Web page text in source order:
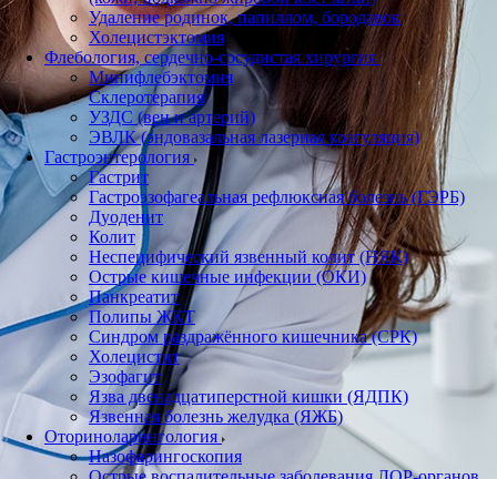
Удаление родинок, папиллом, бородавок
Холецистэктомия
Флебология, сердечно-сосудистая хирургия
Минифлебэктомия
Склеротерапия
УЗДС (вен и артерий)
ЭВЛК (эндовазальная лазерная коагуляция)
Гастроэнтерология
Гастрит
Гастроэзофагеальная рефлюксная болезнь (ГЭРБ)
Дуоденит
Колит
Неспецифический язвенный колит (НЯК)
Острые кишечные инфекции (ОКИ)
Панкреатит
Полипы ЖКТ
Синдром раздражённого кишечника (СРК)
Холецистит
Эзофагит
Язва двенадцатиперстной кишки (ЯДПК)
Язвенная болезнь желудка (ЯЖБ)
Оториноларингология
Назофарингоскопия